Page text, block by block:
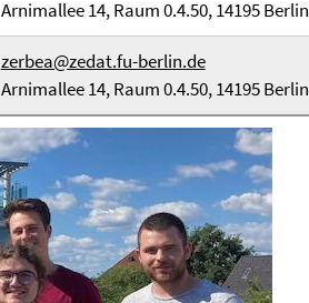
Arnimallee 14, Raum 0.4.50, 14195 Berlin
zerbea@zedat.fu-berlin.de
Arnimallee 14, Raum 0.4.50, 14195 Berlin